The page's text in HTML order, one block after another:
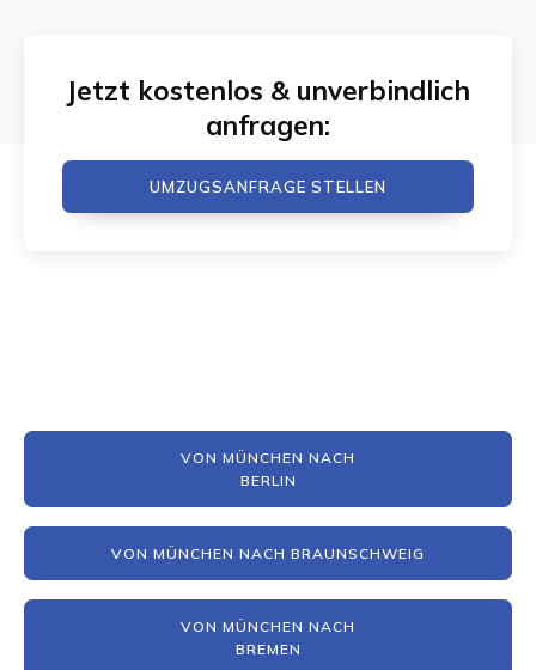
Jetzt kostenlos & unverbindlich
anfragen:
UMZUGSANFRAGE STELLEN
VON MÜNCHEN NACH
BERLIN
VON MÜNCHEN NACH BRAUNSCHWEIG
VON MÜNCHEN NACH
BREMEN